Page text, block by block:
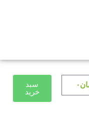
۰
سبد
خرید